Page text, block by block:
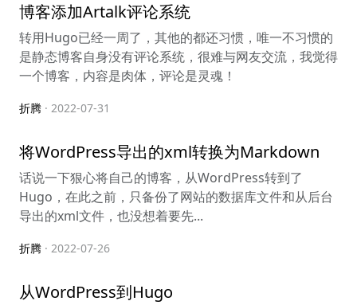
博客添加Artalk评论系统
转用Hugo已经一周了，其他的都还习惯，唯一不习惯的
是静态博客自身没有评论系统，很难与网友交流，我觉得
一个博客，内容是肉体，评论是灵魂！
折腾 · 2022-07-31
将WordPress导出的xml转换为Markdown
话说一下狠心将自己的博客，从WordPress转到了
Hugo，在此之前，只备份了网站的数据库文件和从后台
导出的xml文件，也没想着要先...
折腾 · 2022-07-26
从WordPress到Hugo